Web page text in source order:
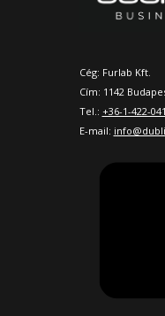
Cég: Furlab Kft.
Cím: 1142
Tel.: +36-1-422-
E-mail: